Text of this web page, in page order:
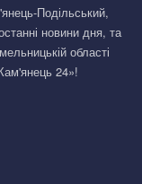
Подільський,
новини дня, та
області
24»!